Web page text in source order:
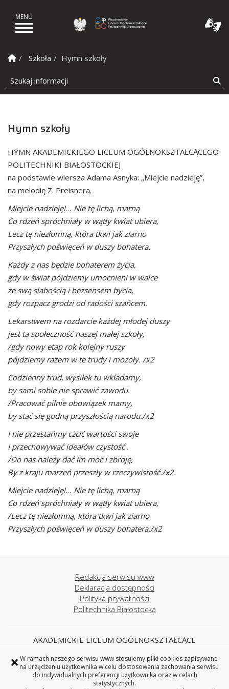
× W ramach naszego serwisu www stosujemy pliki cookies zapisywane
na urządzeniu użytkownika w celu dostosowania zachowania serwisu
do indywidualnych preferencji użytkownika oraz w celach
statystycznych.
Strona Główna
Szkoła
Hymn szkoły
Szukaj informacji
Hymn szkoły
HYMN AKADEMICKIEGO LICEUM OGÓLNOKSZTAŁCĄCEGO
POLITECHNIKI BIAŁOSTOCKIEJ
na podstawie wiersza Adama Asnyka: „Miejcie nadzieję”,
na melodię Z. Preisnera.
Miejcie nadzieję!… Nie tę lichą, marną
Co rdzeń spróchniały w wątły kwiat ubiera,
Lecz tę niezłomną, która tkwi jak ziarno
Przyszłych poświęceń w duszy bohatera.
Każdy z nas będzie bohaterem życia,
gdy w świat pójdziemy umocnieni w walce
ze swą słabością i bezsensem bycia,
gdy rozpacz grodzi od radości szańcem.
Lekarstwem na rozdarcie każdej młodej duszy
jest ta społeczność naszej małej szkoły,
/gdy nowy etap rok kolejny ruszy
pójdziemy razem w te trudy i mozoły. /x2
Codzienny trud, wysiłek tu wkładamy,
by sami sobie nie sprawić zawodu.
/Pracować pilnie obowiązek mamy,
by stać się godną przyszłością narodu./x2
I nie przestańmy czcić wartości swoje
I przechowywać ideałów czystość .
/Do nas należy dać im moc i zbroję,
By z kraju marzeń przeszły w rzeczywistość./x2
Miejcie nadzieję!… Nie tę lichą, marną
Co rdzeń spróchniały w wątły kwiat ubiera,
/Lecz tę niezłomną, która tkwi jak ziarno
Przyszłych poświęceń w duszy bohatera./x2
Redakcja serwisu www
Deklaracja dostępności
Polityka prywatności
Politechnika Białostocka
AKADEMICKIE LICEUM OGÓLNOKSZTAŁCĄCE
ul. Wiejska 45A, 15-351 Białystok,
tel. 85 746 71 31
e-mail: liceum@pb.edu.pl